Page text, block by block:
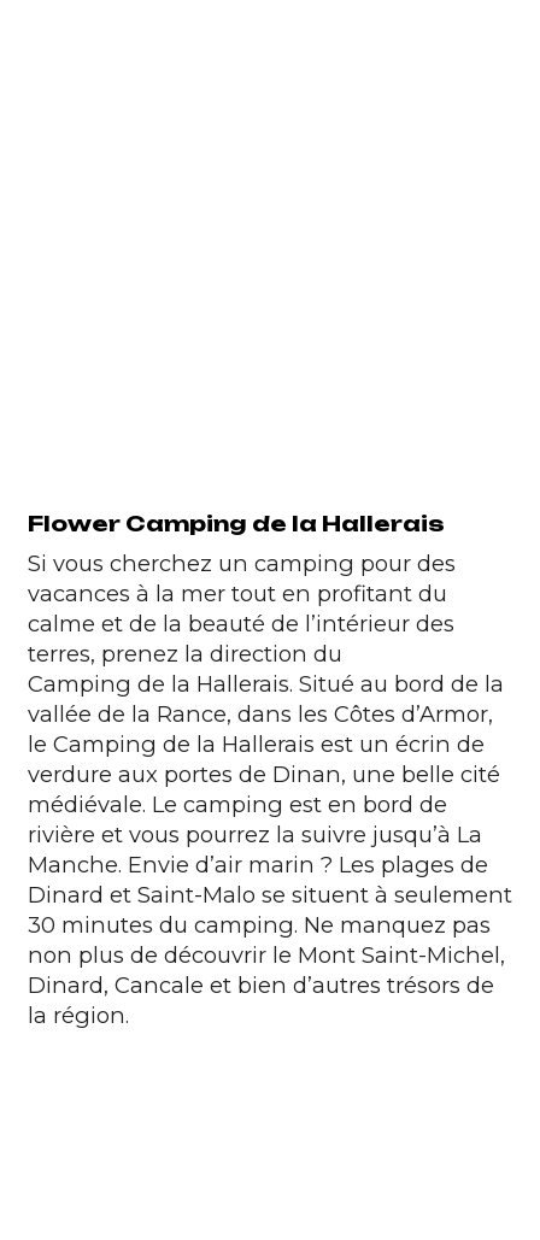
Flower Camping de la Hallerais
Si vous cherchez un camping pour des
vacances à la mer tout en profitant du
calme et de la beauté de l’intérieur des
terres, prenez la direction du
Camping de la Hallerais. Situé au bord de la
vallée de la Rance, dans les Côtes d’Armor,
le Camping de la Hallerais est un écrin de
verdure aux portes de Dinan, une belle cité
médiévale. Le camping est en bord de
rivière et vous pourrez la suivre jusqu’à La
Manche. Envie d’air marin ? Les plages de
Dinard et Saint-Malo se situent à seulement
30 minutes du camping. Ne manquez pas
non plus de découvrir le Mont Saint-Michel,
Dinard, Cancale et bien d’autres trésors de
la région.